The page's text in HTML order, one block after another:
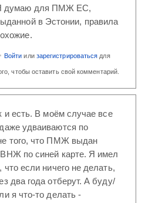
думаю для ПМЖ ЕС,
в Эстонии, правила
Войти или зарегистрироваться для
чтобы оставить свой комментарий.
и есть. В моём случае все
удваиваются по
того, что ПМЖ выдан
по синей карте. Я имел
что если ничего не делать,
два года отберут. А буду/
я что-то делать -